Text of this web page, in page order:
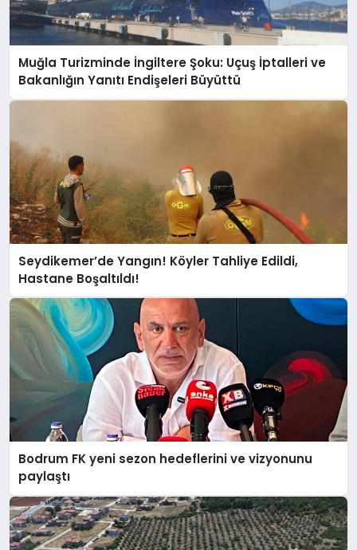
Muğla Turizminde İngiltere Şoku: Uçuş İptalleri ve
Bakanlığın Yanıtı Endişeleri Büyüttü
Seydikemer’de Yangın! Köyler Tahliye Edildi,
Hastane Boşaltıldı!
Bodrum FK yeni sezon hedeflerini ve vizyonunu
paylaştı